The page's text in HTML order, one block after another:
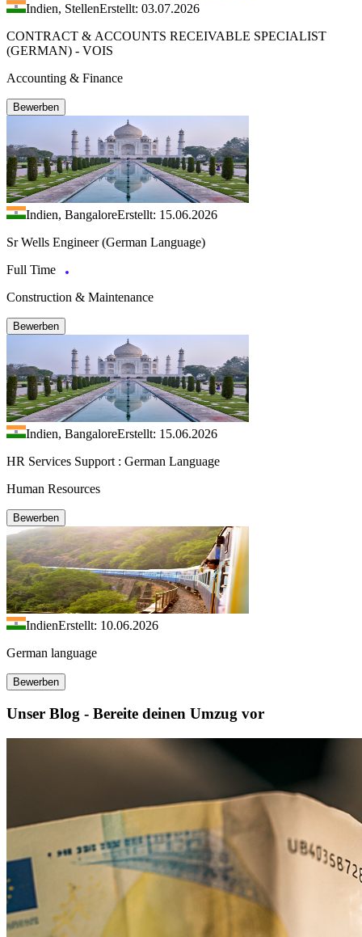
Indien, StellenErstellt: 03.07.2026
CONTRACT & ACCOUNTS RECEIVABLE SPECIALIST
(GERMAN) - VOIS
Accounting & Finance
Bewerben
Indien, BangaloreErstellt: 15.06.2026
Sr Wells Engineer (German Language)
Full Time
Construction & Maintenance
Bewerben
Indien, BangaloreErstellt: 15.06.2026
HR Services Support : German Language
Human Resources
Bewerben
IndienErstellt: 10.06.2026
German language
Bewerben
Unser Blog - Bereite deinen Umzug vor